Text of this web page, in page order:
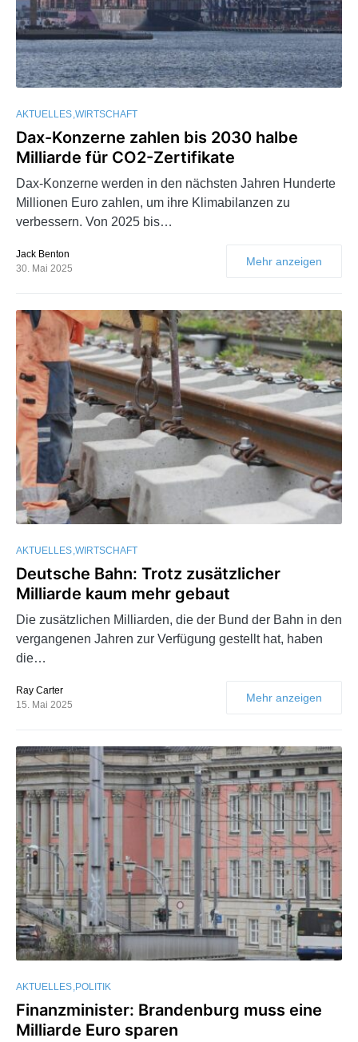
AKTUELLES WIRTSCHAFT
Dax-Konzerne zahlen bis 2030 halbe
Milliarde für CO2-Zertifikate
Dax-Konzerne werden in den nächsten Jahren Hunderte
Millionen Euro zahlen, um ihre Klimabilanzen zu
verbessern. Von 2025 bis…
Jack Benton
30. Mai 2025
Mehr anzeigen
AKTUELLES WIRTSCHAFT
Deutsche Bahn: Trotz zusätzlicher
Milliarde kaum mehr gebaut
Die zusätzlichen Milliarden, die der Bund der Bahn in den
vergangenen Jahren zur Verfügung gestellt hat, haben
die…
Ray Carter
15. Mai 2025
Mehr anzeigen
AKTUELLES POLITIK
Finanzminister: Brandenburg muss eine
Milliarde Euro sparen